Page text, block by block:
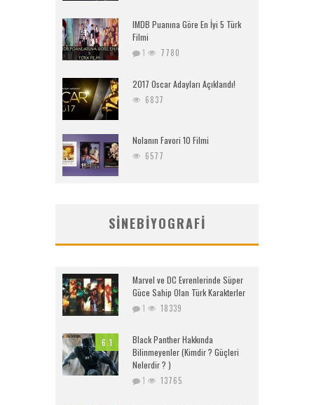
IMDB Puanına Göre En İyi 5 Türk
Filmi
1 7780
2017 Oscar Adayları Açıklandı!
6837
Nolanın Favori 10 Filmi
6577
SINEBIYOGRAFI
Marvel ve DC Evrenlerinde Süper
Güce Sahip Olan Türk Karakterler
1 18339
6.1
Black Panther Hakkında
Bilinmeyenler (Kimdir ? Güçleri
Nelerdir ? )
1 13765